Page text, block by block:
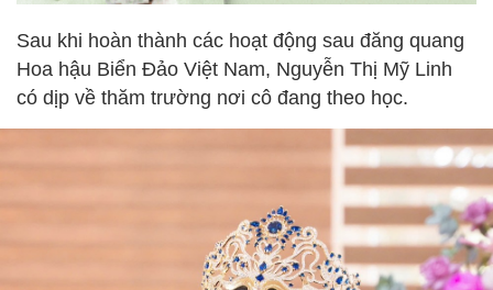
Sau khi hoàn thành các hoạt động sau đăng quang
Hoa hậu Biển Đảo Việt Nam, Nguyễn Thị Mỹ Linh
có dịp về thăm trường nơi cô đang theo học.